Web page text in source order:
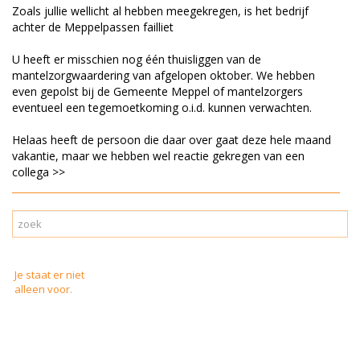
Zoals jullie wellicht al hebben meegekregen, is het bedrijf
achter de Meppelpassen failliet
U heeft er misschien nog één thuisliggen van de
mantelzorgwaardering van afgelopen oktober. We hebben
even gepolst bij de Gemeente Meppel of mantelzorgers
eventueel een tegemoetkoming o.i.d. kunnen verwachten.
Helaas heeft de persoon die daar over gaat deze hele maand
vakantie, maar we hebben wel reactie gekregen van een
collega >>
Je staat er niet
alleen voor.